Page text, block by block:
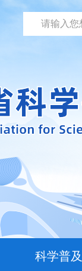
科学普及